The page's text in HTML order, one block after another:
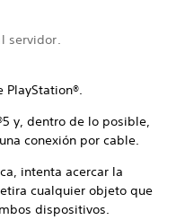
servidor.
y, dentro de lo posible,
conexión por cable.
intenta acercar la
cualquier objeto que
dispositivos.